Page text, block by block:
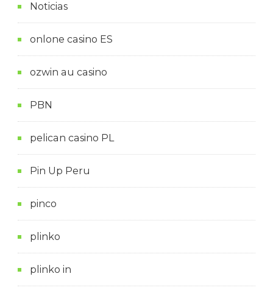
Noticias
onlone casino ES
ozwin au casino
PBN
pelican casino PL
Pin Up Peru
pinco
plinko
plinko in